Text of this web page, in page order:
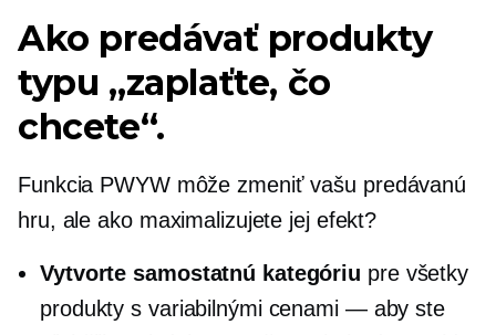
Ako predávať produkty
typu „zaplaťte, čo
chcete“.
Funkcia PWYW môže zmeniť vašu predávanú
hru, ale ako maximalizujete jej efekt?
Vytvorte samostatnú kategóriu pre všetky
produkty s variabilnými cenami — aby ste